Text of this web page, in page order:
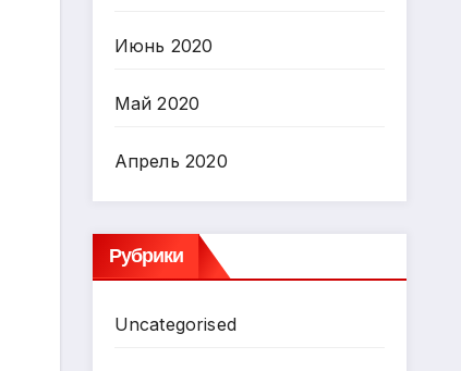
Июнь 2020
Май 2020
Апрель 2020
Рубрики
Uncategorised